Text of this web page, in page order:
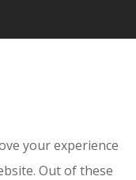
your experience
Out of these